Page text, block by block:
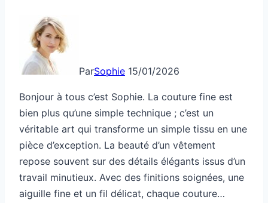
ParSophie 15/01/2026
Bonjour à tous c’est Sophie. La couture fine est
bien plus qu’une simple technique ; c’est un
véritable art qui transforme un simple tissu en une
pièce d’exception. La beauté d’un vêtement
repose souvent sur des détails élégants issus d’un
travail minutieux. Avec des finitions soignées, une
aiguille fine et un fil délicat, chaque couture…